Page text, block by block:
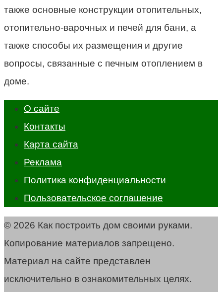
также основные конструкции отопительных,
отопительно-варочных и печей для бани, а
также способы их размещения и другие
вопросы, связанные с печным отоплением в
доме.
О сайте
Контакты
Карта сайта
Реклама
Политика конфиденциальности
Пользовательское соглашение
© 2026 Как построить дом своими руками.
Копирование материалов запрещено.
Материал на сайте представлен
исключительно в ознакомительных целях.